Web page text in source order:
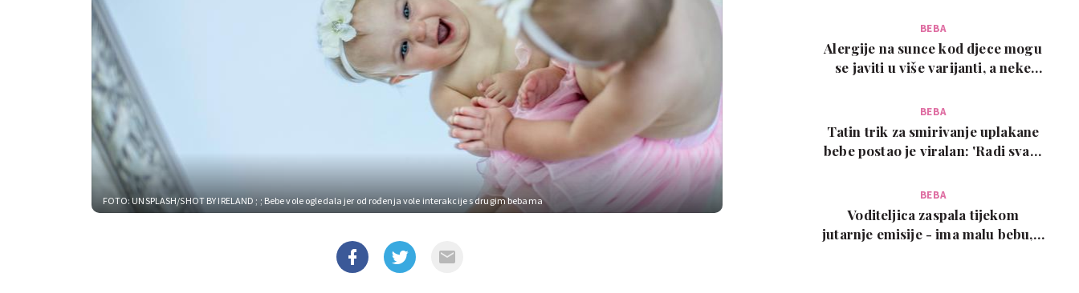
FOTO: UNSPLASH/SHOT BY IRELAND ; ; Bebe vole ogledala jer od rođenja vole interakcije s drugim bebama
BEBA
Alergije na sunce kod djece mogu
se javiti u više varijanti, a neke
BEBA
Tatin trik za smirivanje uplakane
bebe postao je viralan: 'Radi svaki
BEBA
Voditeljica zaspala tijekom
jutarnje emisije - ima malu bebu, a